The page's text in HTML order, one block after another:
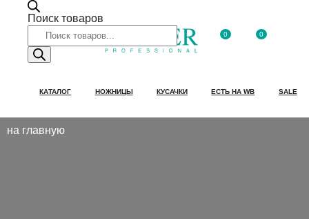
Поиск товаров
0 0
КАТАЛОГ НОЖНИЦЫ КУСАЧКИ ЕСТЬ НА WB SALE
на главную